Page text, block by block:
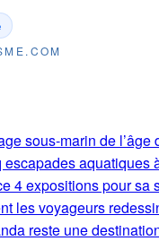
sous-marin de l’âge
escapades aquatiques
4 expositions pour sa
les voyageurs
reste une